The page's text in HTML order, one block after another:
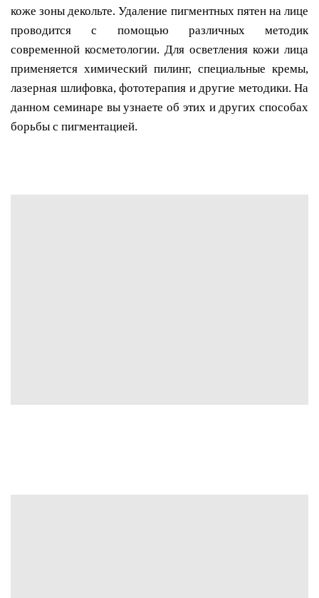
коже зоны декольте. Удаление пигментных пятен на лице
проводится с помощью различных методик
современной косметологии. Для осветления кожи лица
применяется химический пилинг, специальные кремы,
лазерная шлифовка, фототерапия и другие методики. На
данном семинаре вы узнаете об этих и других способах
борьбы с пигментацией.